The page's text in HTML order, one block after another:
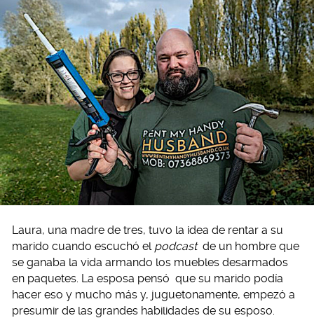
Laura, una madre de tres, tuvo la idea de rentar a su
marido cuando escuchó el podcast de un hombre que
se ganaba la vida armando los muebles desarmados
en paquetes. La esposa pensó que su marido podía
hacer eso y mucho más y, juguetonamente, empezó a
presumir de las grandes habilidades de su esposo.